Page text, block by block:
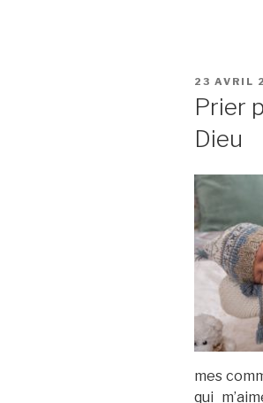
PUBLIÉ
23 AVRIL
Prier
Dieu
mes
qui